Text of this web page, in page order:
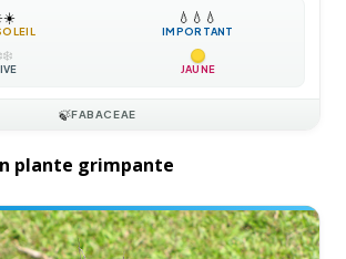
☀️ 💧 💧 💧
IMPORTANT
❄️
JAUNE
🍃FABACEAE
plante grimpante